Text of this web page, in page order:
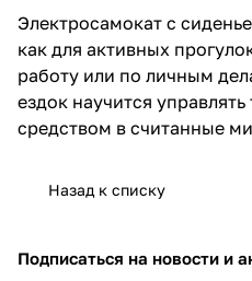
Электросамокат с
как для активных
работу или по личным
ездок научится
средством в считанные
Назад к списку
Подписаться на новости и